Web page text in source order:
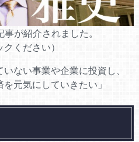
が紹介されました。
ください）
ない事業や企業に投資し、
元気にしていきたい」